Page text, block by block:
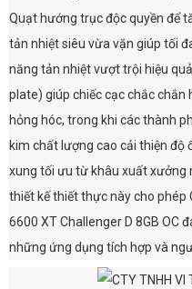
Quạt hướng trục độc quyền để
tản nhiệt siêu vừa vặn giúp tối
năng tản nhiệt vượt trội hiệu
plate) giúp chiếc cạc chắc
hỏng hóc, trong khi các thành
kim chất lượng cao cải thiện
xung tối ưu từ khâu xuất xưởng
thiết kế thiết thực này cho phép
6600 XT Challenger D 8GB OC
những ứng dụng tích hợp và